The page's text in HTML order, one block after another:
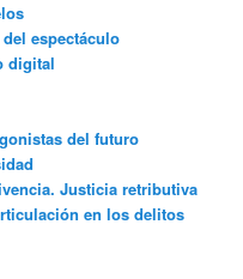
espectáculo
digital
del futuro
Justicia retributiva
en los delitos